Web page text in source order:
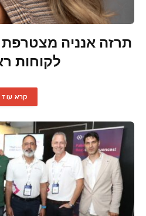
תרזה אנניה
לקוחות
קרא עוד